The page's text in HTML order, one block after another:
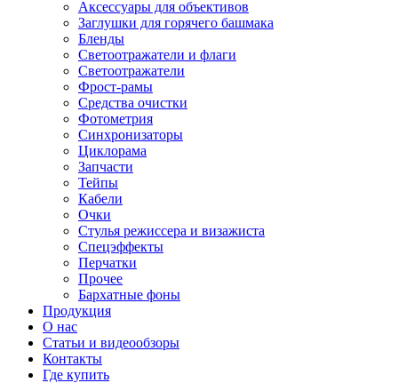
Аксессуары для объективов
Заглушки для горячего башмака
Бленды
Светоотражатели и флаги
Светоотражатели
Фрост-рамы
Средства очистки
Фотометрия
Синхронизаторы
Циклорама
Запчасти
Тейпы
Кабели
Очки
Стулья режиссера и визажиста
Спецэффекты
Перчатки
Прочее
Бархатные фоны
Продукция
О нас
Статьи и видеообзоры
Контакты
Где купить